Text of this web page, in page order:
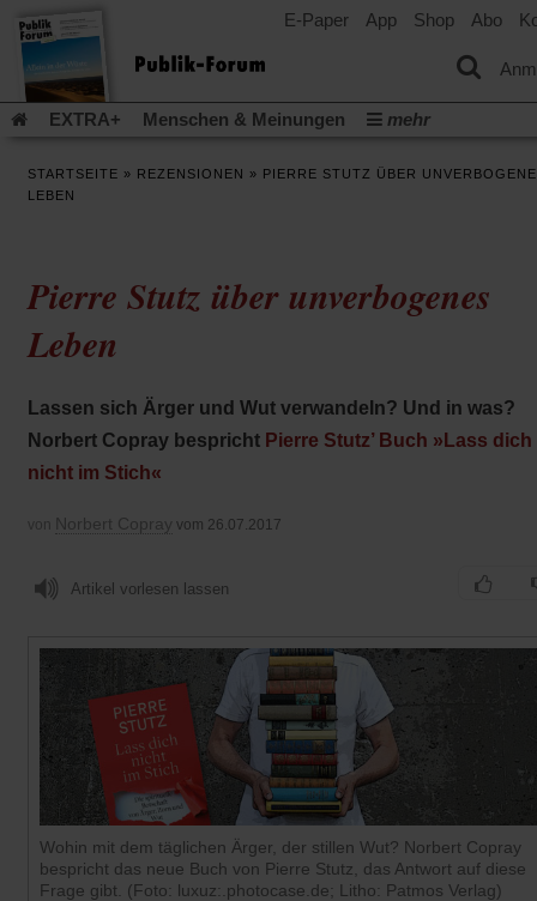
E-Paper App Shop Abo
EXTRA+ Menschen & Meinungen
mehr
Aufstehen & Handeln
Leserinitiative Publik-Forum e.V.
Die Erderwärmung
Tab)
(Öffnet
Tab)
Gleichberechtigung
einem
neuen
Tab)
in
einem
neuen
in
Flucht und Migration
Video-Podcast »Veranstaltungen«
Podcast »Veranstaltungen«
STARTSEITE » REZENSIONEN » PIERRE STUTZ ÜBER
LEBEN
Pierre Stutz über unverbogenes
Leben
Lassen sich Ärger und Wut verwandeln? Und in was?
Norbert Copray bespricht Pierre Stutz’ Buch »Lass dich
nicht im Stich«
von Norbert Copray vom 26.07.2017
Artikel vorlesen lassen
Wohin mit dem täglichen Ärger, der stillen Wut? Norbert Copray
bespricht das neue Buch von Pierre Stutz, das Antwort auf diese
Frage gibt. (Foto: luxuz:.photocase.de; Litho: Patmos Verlag)